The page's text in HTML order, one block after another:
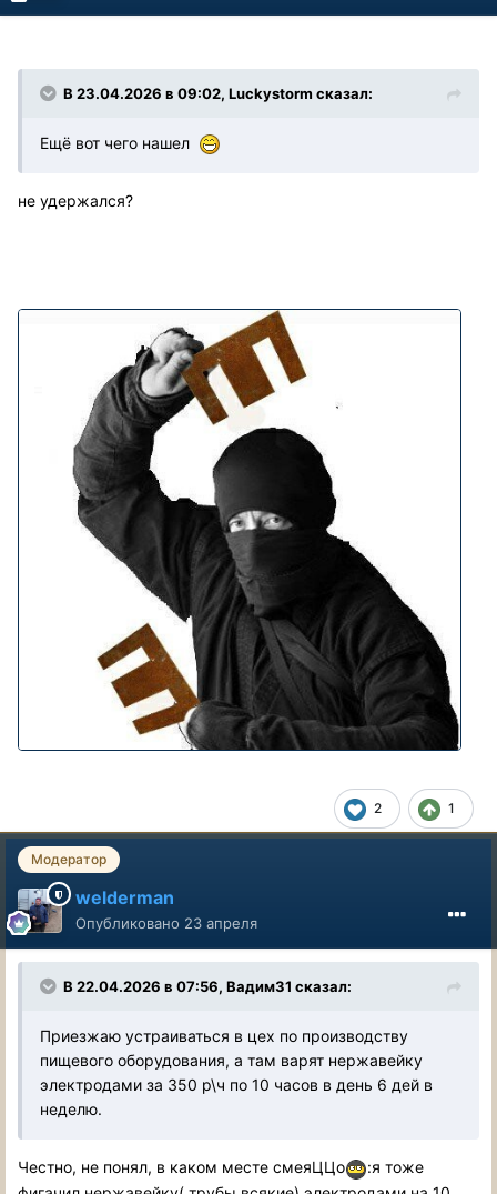
В 23.04.2026 в 09:02, Luckystorm сказал:
Ещё вот чего нашел
не удержался?
2 1
Модератор
welderman
Опубликовано 23 апреля
В 22.04.2026 в 07:56, Вадим31 сказал:
Приезжаю устраиваться в цех по производству
пищевого оборудования, а там варят нержавейку
электродами за 350 р\ч по 10 часов в день 6 дей в
неделю.
Честно, не понял, в каком месте смеяЦЦо
:я тоже